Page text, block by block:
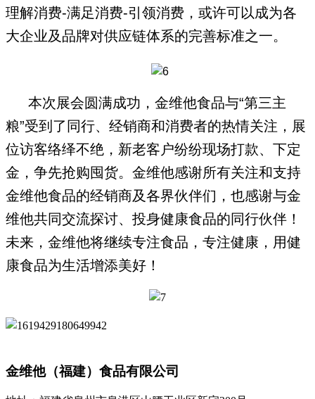
理解消费-满足消费-引领消费，或许可以成为各
大企业及品牌对供应链体系的完善标准之一。
本次展会圆满成功，金维他食品与“第三主
粮”受到了同行、经销商和消费者的热情关注，展
位访客络绎不绝，新老客户纷纷现场打款、下定
金，争先抢购囤货。金维他感谢所有关注和支持
金维他食品的经销商及各界伙伴们，也感谢与金
维他共同交流探讨、投身健康食品的同行伙伴！
未来，金维他将继续专注食品，专注健康，用健
康食品为生活增添美好！
金维他（福建）食品有限公司